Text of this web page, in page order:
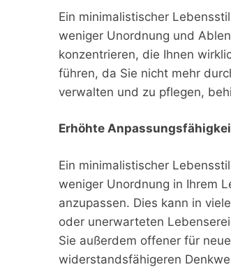
Ein minimalistischer
weniger Unordnung und
konzentrieren, die Ihnen
führen, da Sie nicht mehr
verwalten und zu pflegen,
Erhöhte
Ein minimalistischer
weniger Unordnung in Ihrem
anzupassen. Dies kann in
oder unerwarteten
Sie außerdem offener für
widerstandsfähigeren